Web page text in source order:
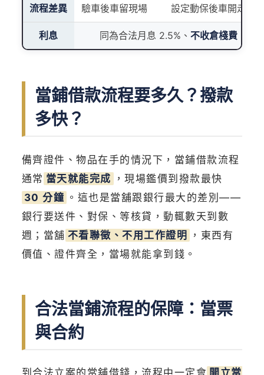
流程差異 驗車後車留現場 設定動保後車開走
利息 同為合法月息 2.5%、不收倉棧費
當鋪借款流程要多久？撥款
多快？
備齊證件、物品在手的情況下，當鋪借款流程
通常 當天就能完成 ，現場鑑價到撥款最快
30 分鐘 。這也是當舖跟銀行最大的差別——
銀行要送件、對保、等核貸，動輒數天到數
週；當舖 不看聯徵、不用工作證明
，東西有
價值、證件齊全，當場就能拿到錢。
合法當鋪流程的保障：當票
與合約